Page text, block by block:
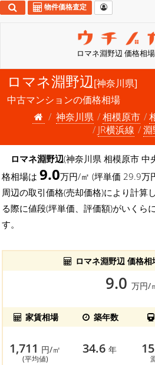
ロマネ淵野辺 価格相
物件価格査定
ロマネ淵野辺[神奈川県]
中古マンションの価格相場
神奈川県
相模原市
JR横浜線
淵
ロマネ淵野辺(神奈川県 相模原市 中
格相場は 9.0万円/㎡ (坪単価 29.9万
周辺の取引価格(売却価格)により計算
る際に値段(坪単価、評価額)がいくら
す。
ロマネ淵野辺 価格
9.0 万円/
家賃相場 築年数
1,711 円/㎡
(平均値)
34.6年